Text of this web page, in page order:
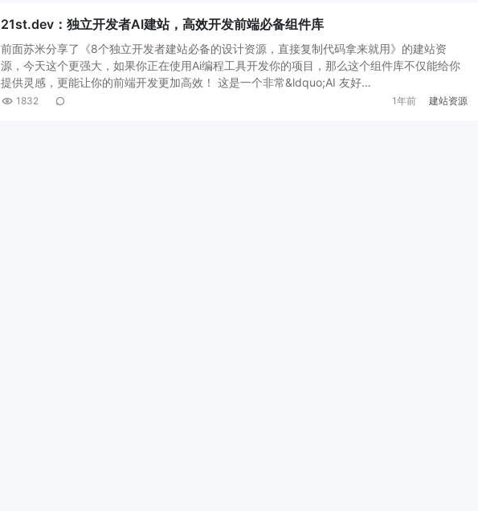
21st.dev：独立开发者AI建站，高效开发前端必备组件库
前面苏米分享了《8个独立开发者建站必备的设计资源，直接复制代码拿来就用》的建站资
源，今天这个更强大，如果你正在使用Ai编程工具开发你的项目，那么这个组件库不仅能给你
提供灵感，更能让你的前端开发更加高效！ 这是一个非常&ldquo;AI 友好…
1832 1年前 建站资源